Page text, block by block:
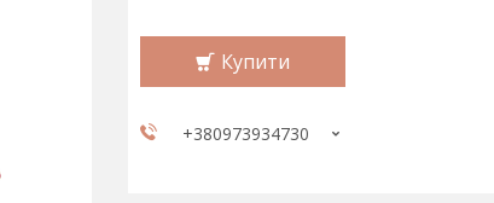
Купити
+380973934730